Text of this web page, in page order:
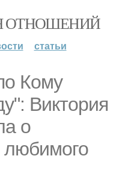
ОТНОШЕНИЙ
статьи
Кому
Виктория
о
любимого